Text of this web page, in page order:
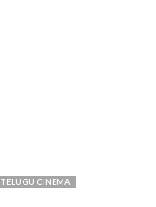
TELUGU CINEMA